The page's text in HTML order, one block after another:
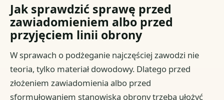
Jak sprawdzić sprawę przed
zawiadomieniem albo przed
przyjęciem linii obrony
W sprawach o podżeganie najczęściej zawodzi nie
teoria, tylko materiał dowodowy. Dlatego przed
złożeniem zawiadomienia albo przed
sformułowaniem stanowiska obrony trzeba ułożyć